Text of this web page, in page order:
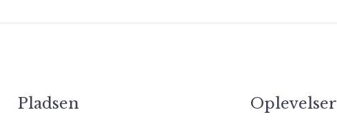
Pladsen Oplevelser